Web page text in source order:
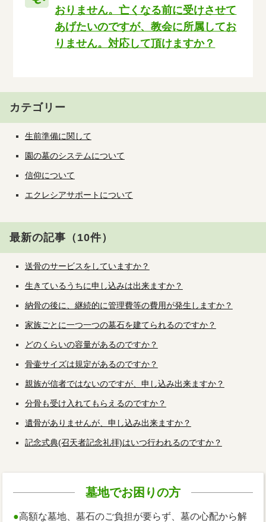
おりません。亡くなる前に受けさせて
あげたいのですが、教会に所属してお
りません。対応して頂けますか？
カテゴリー
生前準備に関して
園の墓のシステムについて
信仰について
エクレシアサポートについて
最新の記事（10件）
送骨のサービスをしていますか？
生きているうちに申し込みは出来ますか？
納骨の後に、継続的に管理費等の費用が発生しますか？
家族ごとに一つ一つの墓石を建てられるのですか？
どのくらいの容量があるのですか？
骨壷サイズは規定があるのですか？
親族が信者ではないのですが、申し込み出来ますか？
分骨も受け入れてもらえるのですか？
遺骨がありませんが、申し込み出来ますか？
記念式典(召天者記念礼拝)はいつ行われるのですか？
墓地でお困りの方
●高額な墓地、墓石のご負担が要らず、墓の心配から解